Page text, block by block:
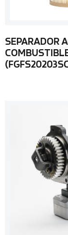
SEPARADOR